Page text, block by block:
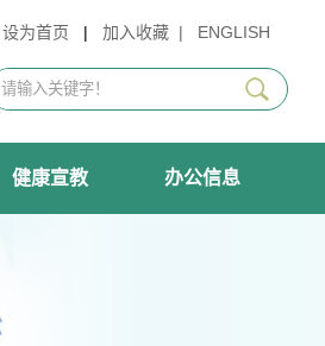
设为首页 | 加入收藏 | ENGLISH
健康宣教 办公信息